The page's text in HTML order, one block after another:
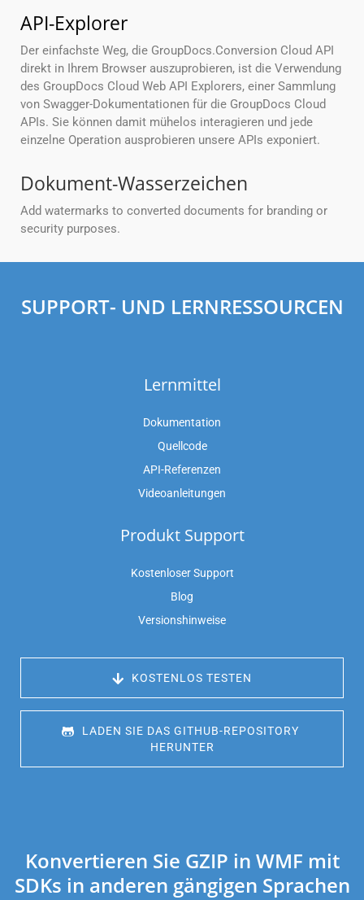
API-Explorer
Der einfachste Weg, die GroupDocs.Conversion Cloud API
direkt in Ihrem Browser auszuprobieren, ist die Verwendung
des GroupDocs Cloud Web API Explorers, einer Sammlung
von Swagger-Dokumentationen für die GroupDocs Cloud
APIs. Sie können damit mühelos interagieren und jede
einzelne Operation ausprobieren unsere APIs exponiert.
Dokument-Wasserzeichen
Add watermarks to converted documents for branding or
security purposes.
SUPPORT- UND LERNRESSOURCEN
Lernmittel
Dokumentation
Quellcode
API-Referenzen
Videoanleitungen
Produkt Support
Kostenloser Support
Blog
Versionshinweise
KOSTENLOS TESTEN
LADEN SIE DAS GITHUB-REPOSITORY
HERUNTER
Konvertieren Sie GZIP in WMF mit
SDKs in anderen gängigen Sprachen